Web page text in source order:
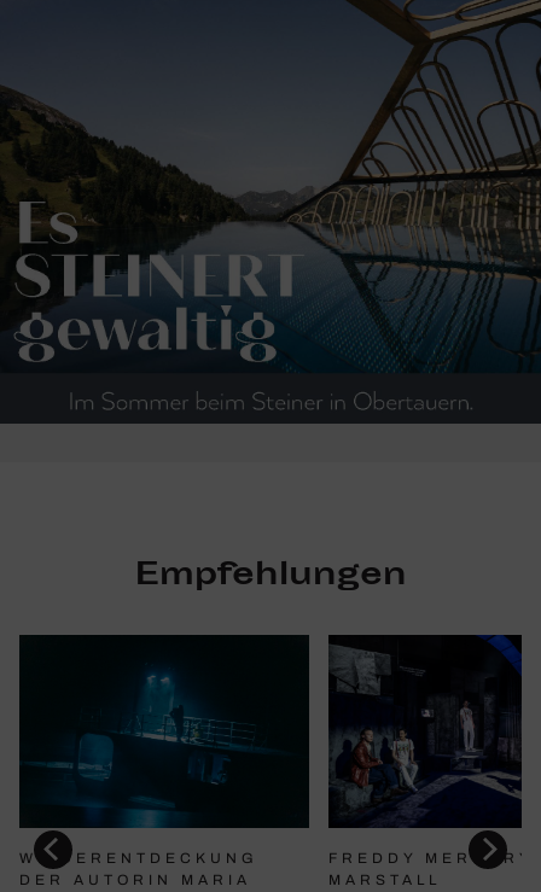
Empfehlungen
WIEDERENTDECKUNG
DER AUTORIN MARIA
FREDDY MERCURY
MARSTALL